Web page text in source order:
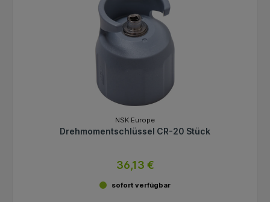
NSK Europe
Drehmomentschlüssel CR-20 Stück
36,13 €
sofort verfügbar